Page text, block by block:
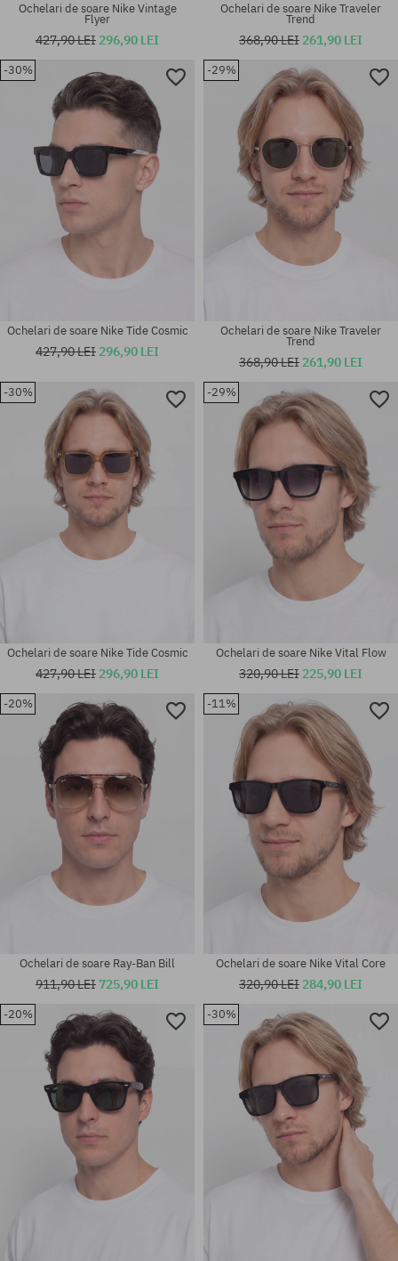
mărime universală mărime universală
mărime universală
Ochelari de soare Nike Vintage
Flyer
427,90 LEI 296,90 LEI
mărime universală
Ochelari de soare Nike Traveler
Trend
368,90 LEI 261,90 LEI
-30%
mărime universală
Ochelari de soare Nike Tide Cosmic
427,90 LEI 296,90 LEI
-29%
mărime universală
Ochelari de soare Nike Traveler
Trend
368,90 LEI 261,90 LEI
-30%
mărime universală
Ochelari de soare Nike Tide Cosmic
427,90 LEI 296,90 LEI
-29%
mărime universală
Ochelari de soare Nike Vital Flow
320,90 LEI 225,90 LEI
-20%
Ochelari de soare Ray-Ban Bill
911,90 LEI 725,90 LEI
-11%
Ochelari de soare Nike Vital Core
320,90 LEI 284,90 LEI
-20% -30%